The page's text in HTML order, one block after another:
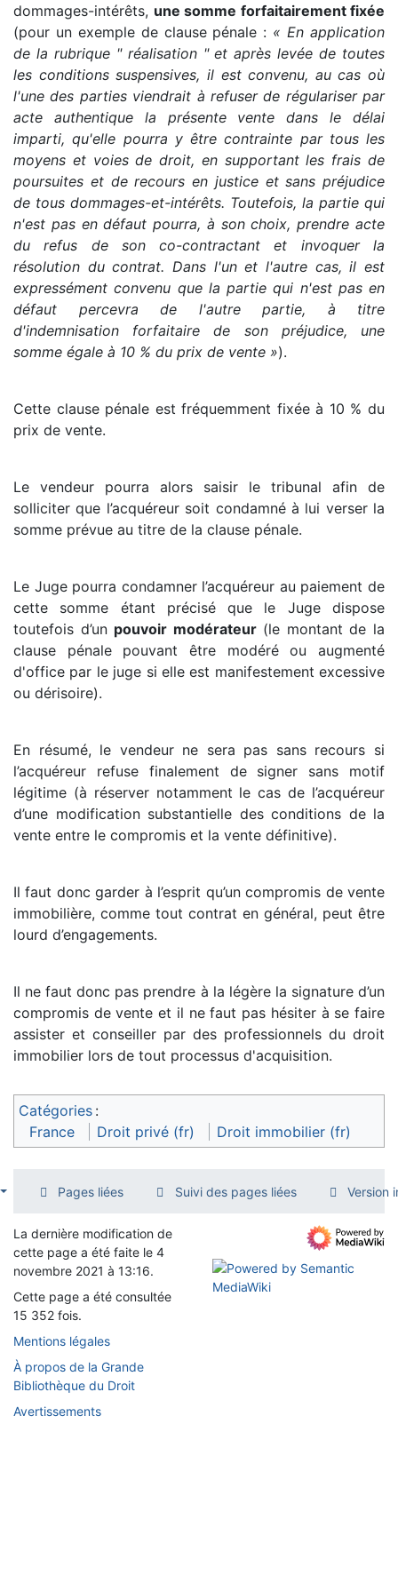
dommages-intérêts, une somme forfaitairement fixée
(pour un exemple de clause pénale : « En application
de la rubrique " réalisation " et après levée de toutes
les conditions suspensives, il est convenu, au cas où
l'une des parties viendrait à refuser de régulariser par
acte authentique la présente vente dans le délai
imparti, qu'elle pourra y être contrainte par tous les
moyens et voies de droit, en supportant les frais de
poursuites et de recours en justice et sans préjudice
de tous dommages-et-intérêts. Toutefois, la partie qui
n'est pas en défaut pourra, à son choix, prendre acte
du refus de son co-contractant et invoquer la
résolution du contrat. Dans l'un et l'autre cas, il est
expressément convenu que la partie qui n'est pas en
défaut percevra de l'autre partie, à titre
d'indemnisation forfaitaire de son préjudice, une
somme égale à 10 % du prix de vente »).
Cette clause pénale est fréquemment fixée à 10 % du
prix de vente.
Le vendeur pourra alors saisir le tribunal afin de
solliciter que l’acquéreur soit condamné à lui verser la
somme prévue au titre de la clause pénale.
Le Juge pourra condamner l’acquéreur au paiement de
cette somme étant précisé que le Juge dispose
toutefois d’un pouvoir modérateur(le montant de la
clause pénale pouvant être modéré ou augmenté
d'office par le juge si elle est manifestement excessive
ou dérisoire).
En résumé, le vendeur ne sera pas sans recours si
l’acquéreur refuse finalement de signer sans motif
légitime (à réserver notamment le cas de l’acquéreur
d’une modification substantielle des conditions de la
vente entre le compromis et la vente définitive).
Il faut donc garder à l’esprit qu’un compromis de vente
immobilière, comme tout contrat en général, peut être
lourd d’engagements.
Il ne faut donc pas prendre à la légère la signature d’un
compromis de vente et il ne faut pas hésiter à se faire
assister et conseiller par des professionnels du droit
immobilier lors de tout processus d'acquisition.
Catégories :
France
Droit privé (fr) Droit immobilier (fr)
Pages liées Suivi des pages liées Version
La dernière modification de
cette page a été faite le 4
novembre 2021 à 13:16.
Cette page a été consultée
15 352 fois.
Mentions légales
À propos de la Grande
Bibliothèque du Droit
Avertissements